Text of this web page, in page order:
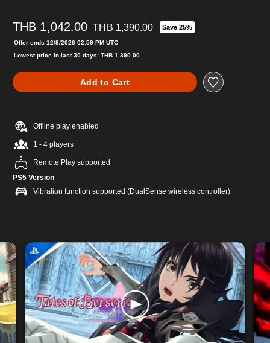
THB 1,042.00 Discounted from original price of THB
THB 1,390.00 Save 25%
Offer ends 12/8/2026 02:59 PM UTC
Lowest price in last 30 days: THB 1,390.00
Add to Cart
Offline play enabled
1 - 4 players
Remote Play supported
PS5 Version
Vibration function supported (DualSense wireless controller)